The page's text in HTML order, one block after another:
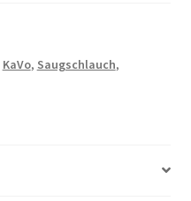
KaVo, Saugschlauch,